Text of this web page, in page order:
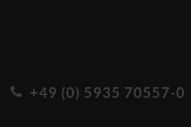
+49 (0) 5935 70557-0